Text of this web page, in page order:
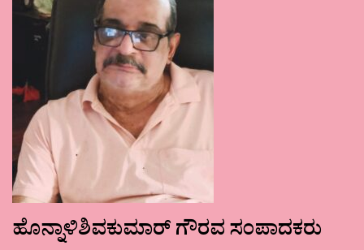
ಹೊನ್ನಾಳಿಶಿವಕುಮಾರ್ ಗೌರವ ಸಂಪಾದಕರು